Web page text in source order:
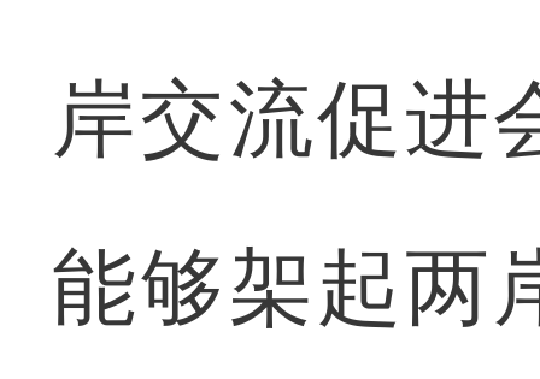
岸交流促进
能够架起两